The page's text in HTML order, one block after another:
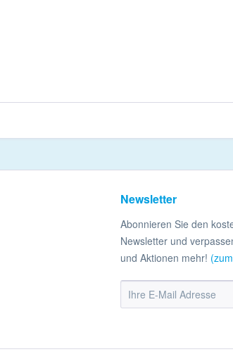
Newsletter
Abonnieren Sie den
Newsletter und
und Aktionen mehr!